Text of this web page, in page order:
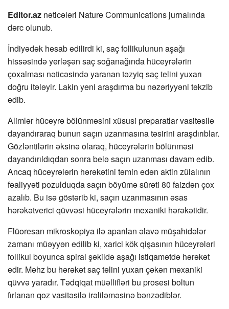
Editor.az nəticələri Nature Communications jurnalında
dərc olunub.
İndiyədək hesab edilirdi ki, saç follikulunun aşağı
hissəsində yerləşən saç soğanağında hüceyrələrin
çoxalması nəticəsində yaranan təzyiq saç telini yuxarı
doğru itələyir. Lakin yeni araşdırma bu nəzəriyyəni təkzib
edib.
Alimlər hüceyrə bölünməsini xüsusi preparatlar vasitəsilə
dayandıraraq bunun saçın uzanmasına təsirini araşdırıblar.
Gözləntilərin əksinə olaraq, hüceyrələrin bölünməsi
dayandırıldıqdan sonra belə saçın uzanması davam edib.
Ancaq hüceyrələrin hərəkətini təmin edən aktin zülalının
fəaliyyəti pozulduqda saçın böyümə sürəti 80 faizdən çox
azalıb. Bu isə göstərib ki, saçın uzanmasının əsas
hərəkətverici qüvvəsi hüceyrələrin mexaniki hərəkətidir.
Flüoresan mikroskopiya ilə aparılan əlavə müşahidələr
zamanı müəyyən edilib ki, xarici kök qişasının hüceyrələri
follikul boyunca spiral şəkildə aşağı istiqamətdə hərəkət
edir. Məhz bu hərəkət saç telini yuxarı çəkən mexaniki
qüvvə yaradır. Tədqiqat müəllifləri bu prosesi boltun
fırlanan qoz vasitəsilə irəliləməsinə bənzədiblər.